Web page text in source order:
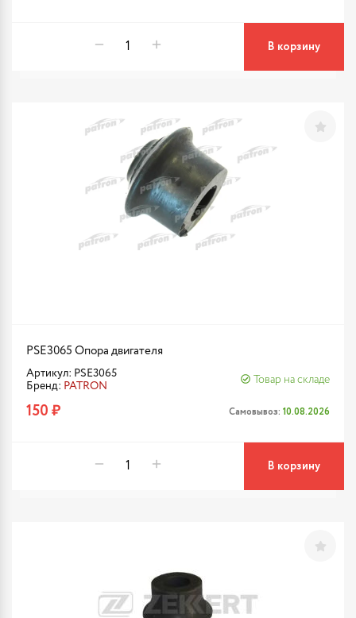
В корзину
PSE3065 Опора двигателя
Артикул: PSE3065
Бренд: PATRON
Товар на складе
150 ₽ Самовывоз: 10.08.2026
В корзину